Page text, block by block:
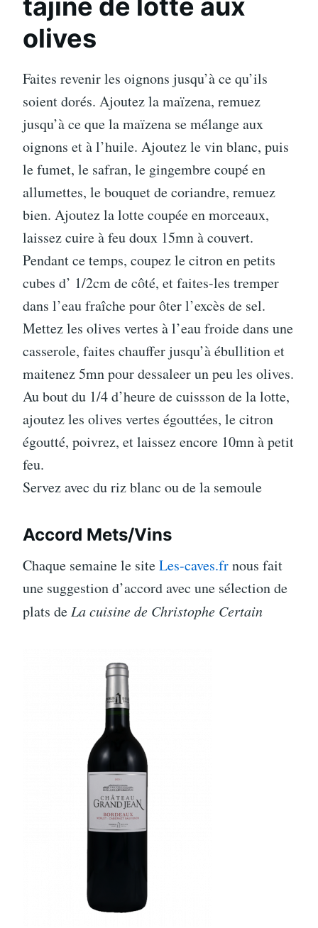
olives
Faites revenir les oignons jusqu’à ce qu’ils
soient dorés. Ajoutez la maïzena, remuez
jusqu’à ce que la maïzena se mélange aux
oignons et à l’huile. Ajoutez le vin blanc, puis
le fumet, le safran, le gingembre coupé en
allumettes, le bouquet de coriandre, remuez
bien. Ajoutez la lotte coupée en morceaux,
laissez cuire à feu doux 15mn à couvert.
Pendant ce temps, coupez le citron en petits
cubes d’ 1/2cm de côté, et faites-les tremper
dans l’eau fraîche pour ôter l’excès de sel.
Mettez les olives vertes à l’eau froide dans une
casserole, faites chauffer jusqu’à ébullition et
maitenez 5mn pour dessaleer un peu les olives.
Au bout du 1/4 d’heure de cuissson de la lotte,
ajoutez les olives vertes égouttées, le citron
égoutté, poivrez, et laissez encore 10mn à petit
feu.
Servez avec du riz blanc ou de la semoule
Accord Mets/Vins
Chaque semaine le siteLes-caves.frnous fait
une suggestion d’accord avec une sélection de
plats de La cuisine de Christophe Certain